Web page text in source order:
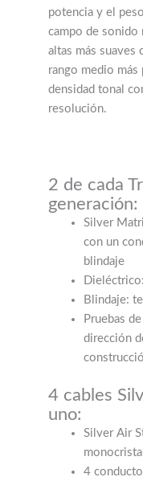
potencia y el
campo de sonido
altas más suaves
rango medio más
densidad tonal
resolución.
2 de cada
generación:
Silver
con un
blindaje
Blindaje:
Pruebas
dirección
4 cables
uno:
Silver Air
4